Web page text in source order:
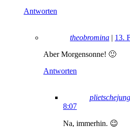
Antworten
theobromina | 13.
Aber Morgensonne! 🙂
Antworten
plietschejung
8:07
Na, immerhin. 😉